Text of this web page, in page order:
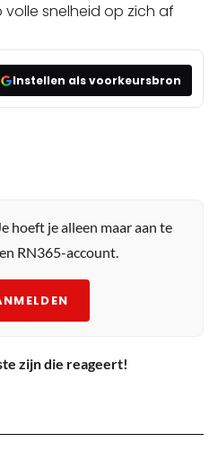
snelheid op zich af
Instellen als voorkeursbron
hoeft je alleen maar aan te
RN365-account.
zijn die reageert!